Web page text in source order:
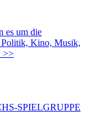
es um die
Politik, Kino, Musik,
>>
SPIELGRUPPE